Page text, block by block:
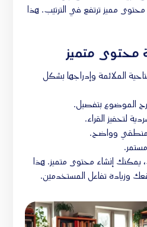
مميز ترتفع في الترتيب. هذا
محتوى متميز
الملائمة وإدراجها بشكل
الموضوع بتفصيل.
لتحفيز القراء.
وواضح.
يمكنك إنشاء محتوى متميز. هذا
وزيادة تفاعل المستخدمين.